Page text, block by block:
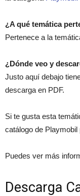
¿A qué temática
Pertenece a la
¿Dónde veo y
Justo aquí debajo
descarga en PDF.
Si te gusta esta
catálogo de
Puedes ver más
Descarga